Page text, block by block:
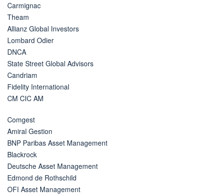
Carmignac
Theam
Allianz Global Investors
Lombard Odier
DNCA
State Street Global Advisors
Candriam
Fidelity International
CM CIC AM
Comgest
Amiral Gestion
BNP Paribas Asset Management
Blackrock
Deutsche Asset Management
Edmond de Rothschild
OFI Asset Management